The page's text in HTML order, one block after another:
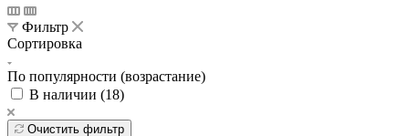
Фильтр
Сортировка
По популярности (возрастание)
В наличии (18 )
Очистить фильтр